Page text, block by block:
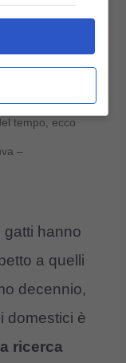
tempo, ecco
–
gatti hanno
a quelli
decennio,
domestici è
ricerca